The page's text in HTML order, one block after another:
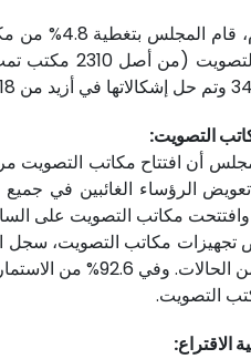
التصويت:
مكاتب التصويت على الساعة 8 صباحا في 95.3% من
التصويت.
الاقتراع: